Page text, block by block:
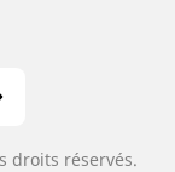
droits réservés.